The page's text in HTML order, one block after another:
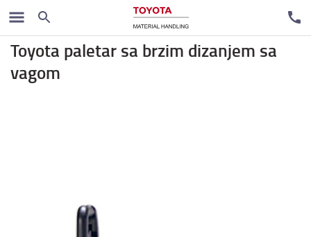
Ručni paletari
Toyota paletar sa brzim dizanjem sa
vagom